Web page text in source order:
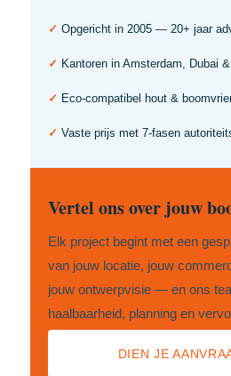
✓ Opgericht in 2005 — 20+ jaar
✓ Kantoren in Amsterdam, Dubai
✓ Eco-compatibel hout &
✓ Vaste prijs met 7-fasen
Vertel ons over jouw
Elk project begint met een
van jouw locatie, jouw
jouw ontwerpvisie — en ons
haalbaarheid, planning en
DIEN JE